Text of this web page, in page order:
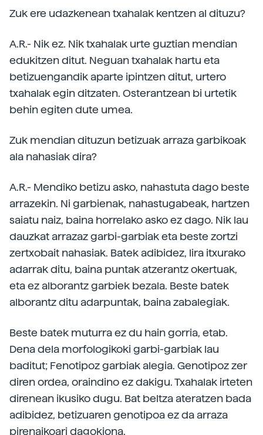
Zuk ere udazkenean txahalak kentzen al dituzu?
A.R.- Nik ez. Nik txahalak urte guztian mendian
edukitzen ditut. Neguan txahalak hartu eta
betizuengandik aparte ipintzen ditut, urtero
txahalak egin ditzaten. Osterantzean bi urtetik
behin egiten dute umea.
Zuk mendian dituzun betizuak arraza garbikoak
ala nahasiak dira?
A.R.- Mendiko betizu asko, nahastuta dago beste
arrazekin. Ni garbienak, nahastugabeak, hartzen
saiatu naiz, baina horrelako asko ez dago. Nik lau
dauzkat arrazaz garbi-garbiak eta beste zortzi
zertxobait nahasiak. Batek adibidez, lira itxurako
adarrak ditu, baina puntak atzerantz okertuak,
eta ez alborantz garbiek bezala. Beste batek
alborantz ditu adarpuntak, baina zabalegiak.
Beste batek muturra ez du hain gorria, etab.
Dena dela morfologikoki garbi-garbiak lau
baditut; Fenotipoz garbiak alegia. Genotipoz zer
diren ordea, oraindino ez dakigu. Txahalak irteten
direnean ikusiko dugu. Bat beltza ateratzen bada
adibidez, betizuaren genotipoa ez da arraza
pirenaikoari dagokiona.